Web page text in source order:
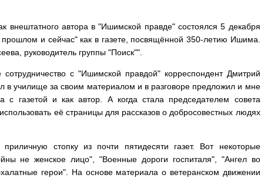
внештатного автора в "Ишимской правде" состоялся 5 декабря
и сейчас" как в газете, посвящённой 350-летию Ишима.
руководитель группы "Поиск"".
с "Ишимской правдой" корреспондент Дмитрий
в училище за своим материалом и в разговоре предложил и мне
газетой и как автор. А когда стала председателем совета
её страницы для рассказов о добросовестных людях
стопку из почти пятидесяти газет. Вот некоторые
не женское лицо", "Военные дороги госпиталя", "Ангел во
герои". На основе материала о ветеранском движении